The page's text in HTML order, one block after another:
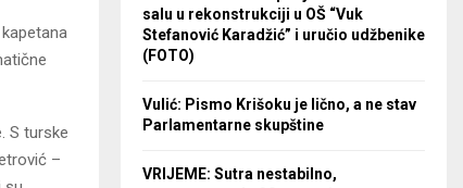
S turske
–
salu u rekonstrukciji u OŠ “Vuk
Stefanović Karadžić” i uručio udžbenike
(FOTO)
Vulić: Pismo Krišoku je lično, a ne stav
Parlamentarne skupštine
VRIJEME: Sutra nestabilno,